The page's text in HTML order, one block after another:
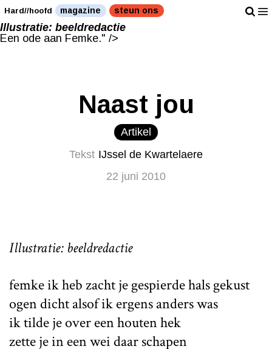
Illustratie: beeldredactie
Een ode aan Femke." />
Illustratie: beeldredactie
Een ode aan Femke." />
Hard//hoofd magazine steun ons
Naast jou
Artikel
Tekst IJssel de Kwartelaere
22 juni 2010
Illustratie: beeldredactie
femke ik heb zacht je gespierde hals gekust
ogen dicht alsof ik ergens anders was
ik tilde je over een houten hek
zette je in een wei daar schapen